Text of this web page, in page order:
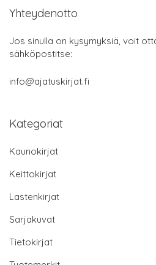
Yhteydenotto
Jos sinulla on kysymyksiä, voit
sähköpostitse:
info@ajatuskirjat.fi
Kategoriat
Kaunokirjat
Keittokirjat
Lastenkirjat
Sarjakuvat
Tietokirjat